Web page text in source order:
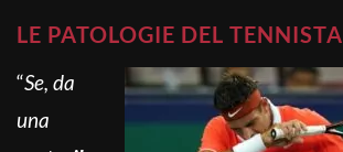
LE PATOLOGIE DEL TENNISTA
“Se, da
una